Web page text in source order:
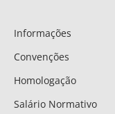
Informações
Convenções
Homologação
Salário Normativo